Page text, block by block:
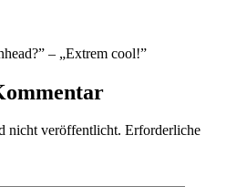
– „Extrem cool!”
nicht veröffentlicht. Erforderliche